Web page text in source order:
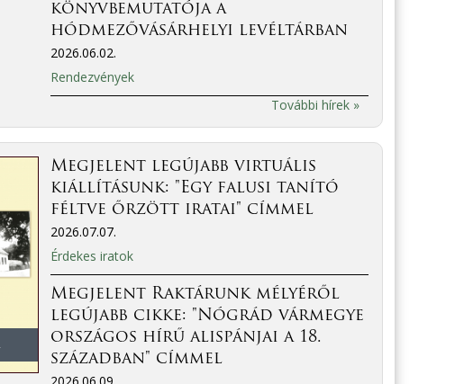
könyvbemutatója a
hódmezővásárhelyi levéltárban
2026.06.02.
Rendezvények
További hírek »
Megjelent legújabb virtuális
kiállításunk: "Egy falusi tanító
féltve őrzött iratai" címmel
2026.07.07.
Érdekes iratok
Megjelent Raktárunk mélyéről
legújabb cikke: "Nógrád vármegye
országos hírű alispánjai a 18.
században" címmel